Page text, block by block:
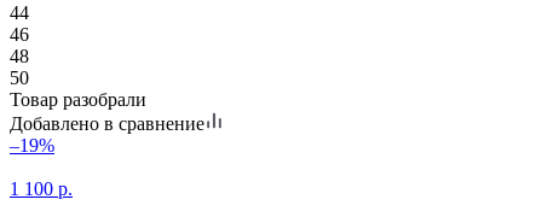
44
46
48
50
Товар разобрали
Добавлено в сравнение
–19%
1 100 р.